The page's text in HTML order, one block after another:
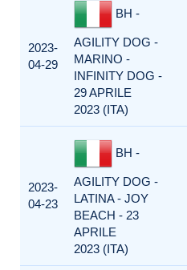
2023-
04-29
BH -
AGILITY DOG -
MARINO -
INFINITY DOG -
29 APRILE
2023 (ITA)
2023-
04-23
BH -
AGILITY DOG -
LATINA - JOY
BEACH - 23
APRILE
2023 (ITA)